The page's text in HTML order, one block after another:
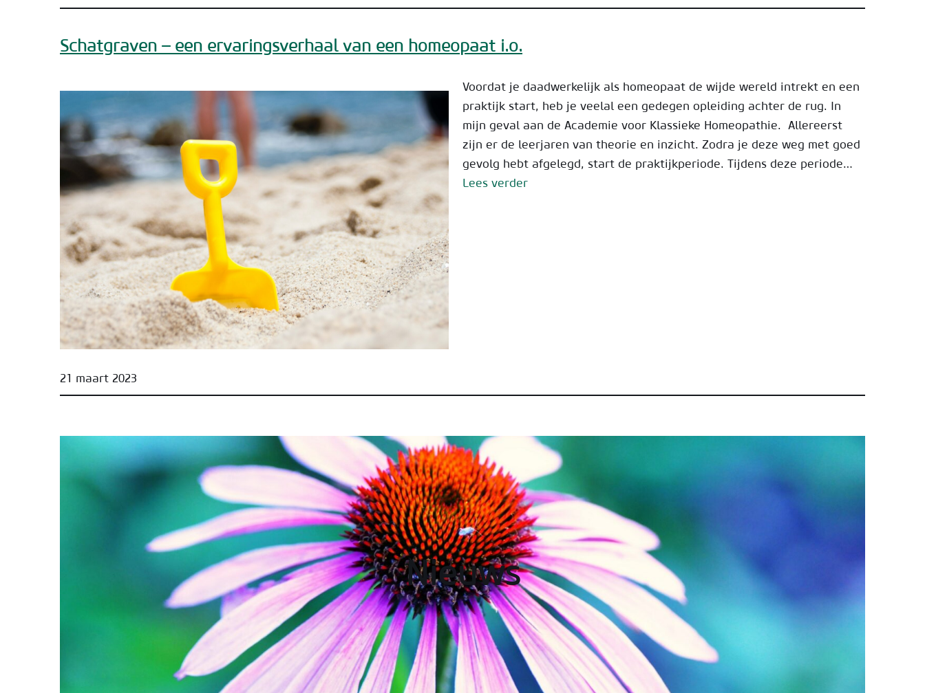
Schatgraven – een ervaringsverhaal van een homeopaat i.o.
21 maart 2023
Voordat je daadwerkelijk als homeopaat de wijde wereld intrekt en een
praktijk start, heb je veelal een gedegen opleiding achter de rug. In
mijn geval aan de Academie voor Klassieke Homeopathie. Allereerst
zijn er de leerjaren van theorie en inzicht. Zodra je deze weg met goed
gevolg hebt afgelegd, start de praktijkperiode. Tijdens deze periode…
Lees verder
Nieuws